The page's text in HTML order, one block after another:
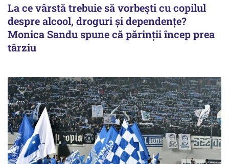
La ce vârstă trebuie să vorbești cu copilul
despre alcool, droguri și dependențe?
Monica Sandu spune că părinții încep prea
târziu